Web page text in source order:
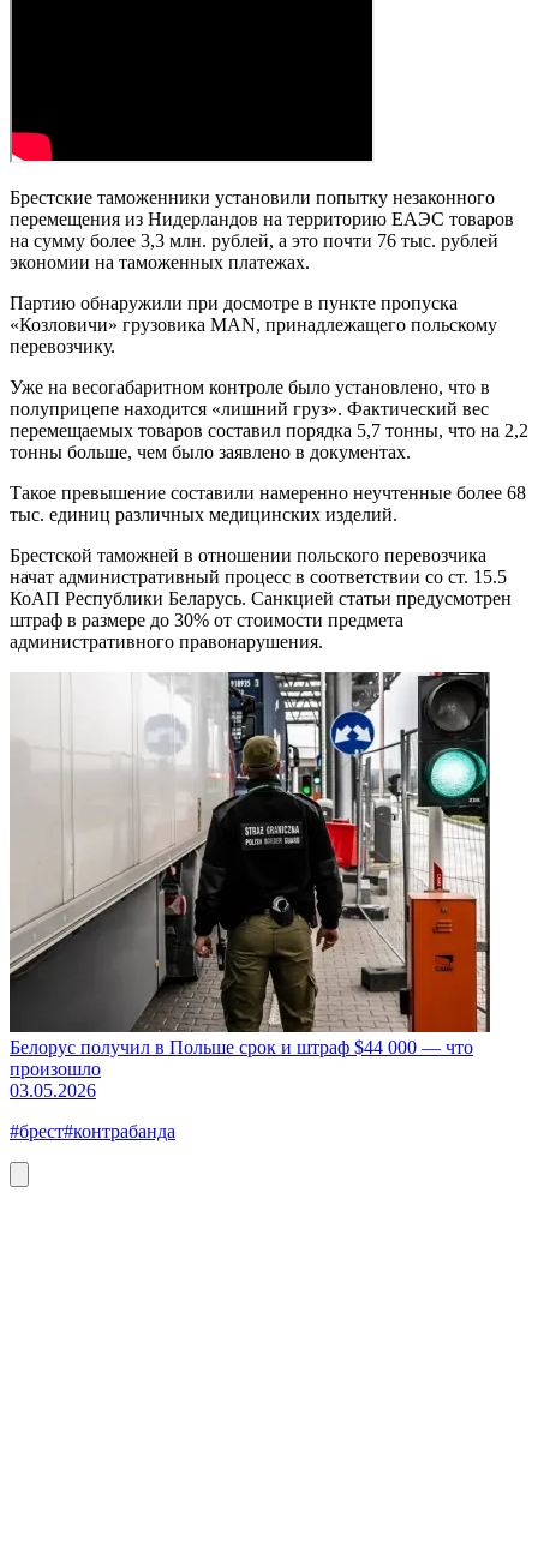
Брестские таможенники установили попытку незаконного
перемещения из Нидерландов на территорию ЕАЭС товаров
на сумму более 3,3 млн. рублей, а это почти 76 тыс. рублей
экономии на таможенных платежах.
Партию обнаружили при досмотре в пункте пропуска
«Козловичи» грузовика MAN, принадлежащего польскому
перевозчику.
Уже на весогабаритном контроле было установлено, что в
полуприцепе находится «лишний груз». Фактический вес
перемещаемых товаров составил порядка 5,7 тонны, что на 2,2
тонны больше, чем было заявлено в документах.
Такое превышение составили намеренно неучтенные более 68
тыс. единиц различных медицинских изделий.
Брестской таможней в отношении польского перевозчика
начат административный процесс в соответствии со ст. 15.5
КоАП Республики Беларусь. Санкцией статьи предусмотрен
штраф в размере до 30% от стоимости предмета
административного правонарушения.
Белорус получил в Польше срок и штраф $44 000 — что
произошло
03.05.2026
#брест#контрабанда